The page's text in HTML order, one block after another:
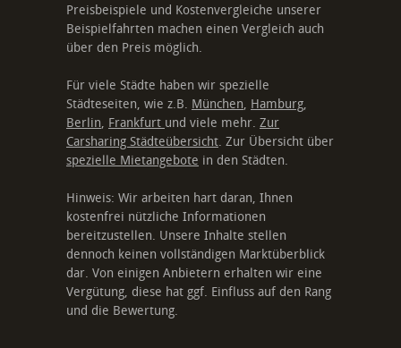
Preisbeispiele und Kostenvergleiche unserer
Beispielfahrten machen einen Vergleich auch
über den Preis möglich.
Für viele Städte haben wir spezielle
Städteseiten, wie z.B. München, Hamburg,
Berlin, Frankfurt und viele mehr. Zur
Carsharing Städteübersicht. Zur Übersicht über
spezielle Mietangebote in den Städten.
Hinweis: Wir arbeiten hart daran, Ihnen
kostenfrei nützliche Informationen
bereitzustellen. Unsere Inhalte stellen
dennoch keinen vollständigen Marktüberblick
dar. Von einigen Anbietern erhalten wir eine
Vergütung, diese hat ggf. Einfluss auf den Rang
und die Bewertung.